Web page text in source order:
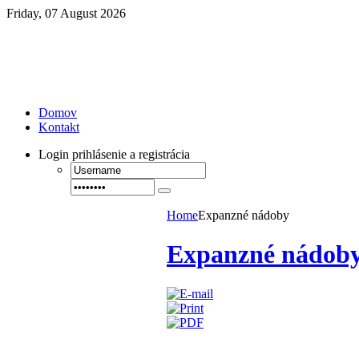
Friday, 07 August 2026
Domov
Kontakt
Login prihlásenie a registrácia
HomeExpanzné nádoby
Expanzné